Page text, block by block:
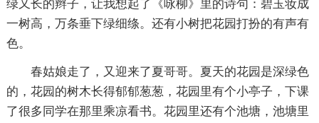
绿又长的辫子，让我想起了《咏柳》里的诗句：碧玉妆成
一树高，万条垂下绿细绦。还有小树把花园打扮的有声有
色。
春姑娘走了，又迎来了夏哥哥。夏天的花园是深绿色
的，花园的树木长得郁郁葱葱，花园里有个小亭子，下课
了很多同学在那里乘凉看书。花园里还有个池塘，池塘里